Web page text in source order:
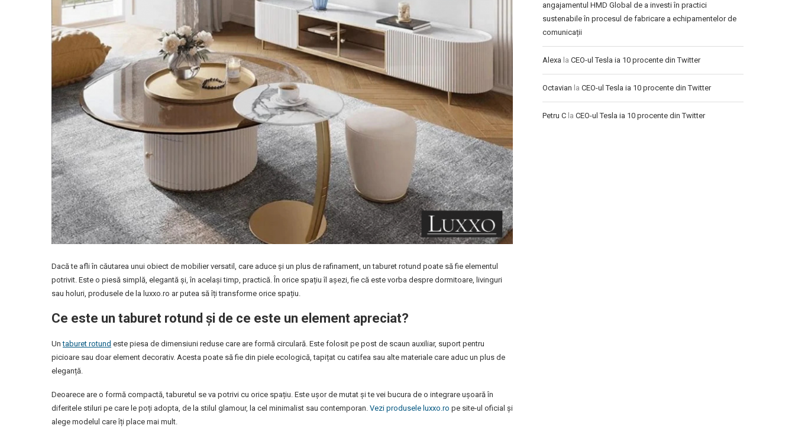
Dacă te afli în căutarea unui obiect de mobilier versatil, care aduce și un plus de rafinament, un taburet rotund poate să fie elementul
potrivit. Este o piesă simplă, elegantă și, în același timp, practică. În orice spațiu îl așezi, fie că este vorba despre dormitoare, livinguri
sau holuri, produsele de la luxxo.ro ar putea să îți transforme orice spațiu.
Ce este un taburet rotund și de ce este un element apreciat?
Untaburet rotund este piesa de dimensiuni reduse care are formă circulară. Este folosit pe post de scaun auxiliar, suport pentru
picioare sau doar element decorativ. Acesta poate să fie din piele ecologică, tapițat cu catifea sau alte materiale care aduc un plus de
eleganță.
Deoarece are o formă compactă, taburetul se va potrivi cu orice spațiu. Este ușor de mutat și te vei bucura de o integrare ușoară în
diferitele stiluri pe care le poți adopta, de la stilul glamour, la cel minimalist sau contemporan. Vezi produsele luxxo.ro pe site-ul oficial și
alege modelul care îți place mai mult.
angajamentul HMD Global de a investi în practici
sustenabile în procesul de fabricare a echipamentelor de
comunicații
Alexa la CEO-ul Tesla ia 10 procente din Twitter
Octavian la CEO-ul Tesla ia 10 procente din Twitter
Petru C la CEO-ul Tesla ia 10 procente din Twitter